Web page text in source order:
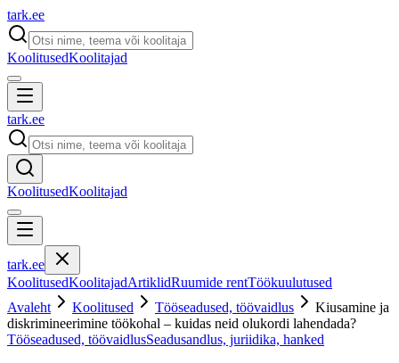
tark.ee
KoolitusedKoolitajad
tark.ee
KoolitusedKoolitajad
tark.ee
KoolitusedKoolitajadArtiklidRuumide rentTöökuulutused
Avaleht
Koolitused Tööseadused, töövaidlus
Kiusamine ja
diskrimineerimine töökohal – kuidas neid olukordi lahendada?
Tööseadused, töövaidlusSeadusandlus, juriidika, hanked